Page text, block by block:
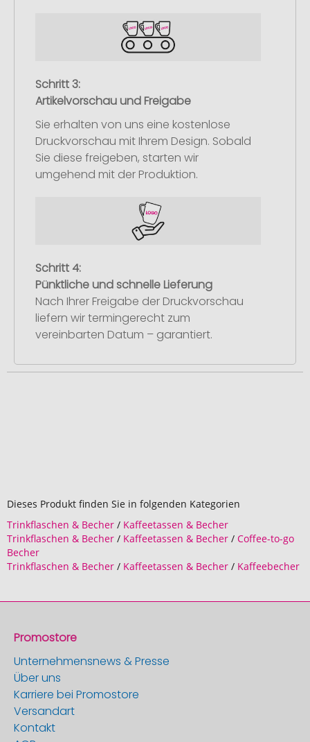
Schritt 3:
Artikelvorschau und Freigabe
Sie erhalten von uns eine kostenlose
Druckvorschau mit Ihrem Design. Sobald
Sie diese freigeben, starten wir
umgehend mit der Produktion.
Schritt 4:
Pünktliche und schnelle Lieferung
Nach Ihrer Freigabe der Druckvorschau
liefern wir termingerecht zum
vereinbarten Datum – garantiert.
Dieses Produkt finden Sie in folgenden Kategorien
Trinkflaschen & Becher / Kaffeetassen & Becher
Trinkflaschen & Becher / Kaffeetassen & Becher / Coffee-to-go
Becher
Trinkflaschen & Becher / Kaffeetassen & Becher / Kaffeebecher
Promostore
Unternehmensnews & Presse
Über uns
Karriere bei Promostore
Versandart
Kontakt